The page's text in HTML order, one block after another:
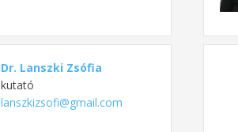
Dr. Lanszki Zsófia
kutató
lanszkizsofi@gmail.com